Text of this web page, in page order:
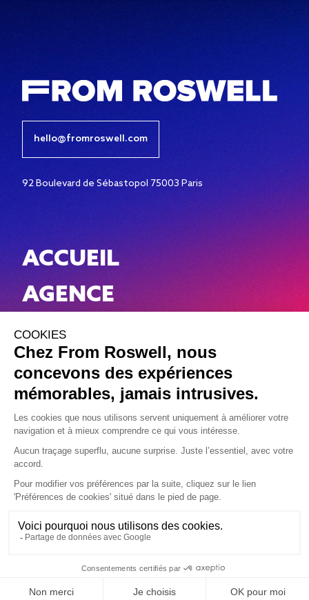
hello@fromroswell.com
92 Boulevard de Sébastopol 75003 Paris
ACCUEIL
AGENCE
WORK
NEWS
CONTACT
Mentions légalesCGV
Gérer mes cookies
SITE DESIGNÉ PARFROM ROSWELL, DÉVELOPPÉ PAR